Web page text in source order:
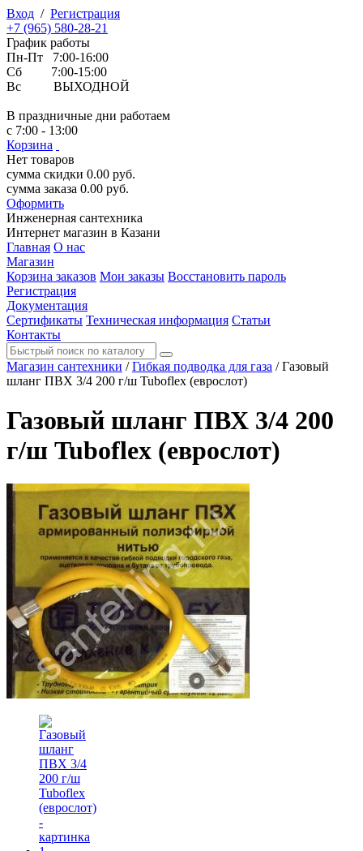
Вход / Регистрация
+7 (965) 580-28-21
График работы
Пн-Пт 7:00-16:00
Сб 7:00-15:00
Вс ВЫХОДНОЙ
В праздничные дни работаем
с 7:00 - 13:00
Корзина
Нет товаров
сумма скидки 0.00 руб.
сумма заказа 0.00 руб.
Оформить
Инженерная сантехника
Интернет магазин в Казани
Главная О нас
Магазин
Корзина заказов Мои заказы Восстановить пароль
Регистрация
Документация
Сертификаты Техническая информация Статьи
Контакты
Магазин сантехники / Гибкая подводка для газа / Газовый
шланг ПВХ 3/4 200 г/ш Tuboflex (еврослот)
Газовый шланг ПВХ 3/4 200
г/ш Tuboflex (еврослот)